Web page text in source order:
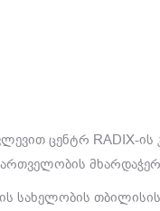
ცენტრ RADIX-
სახელობის